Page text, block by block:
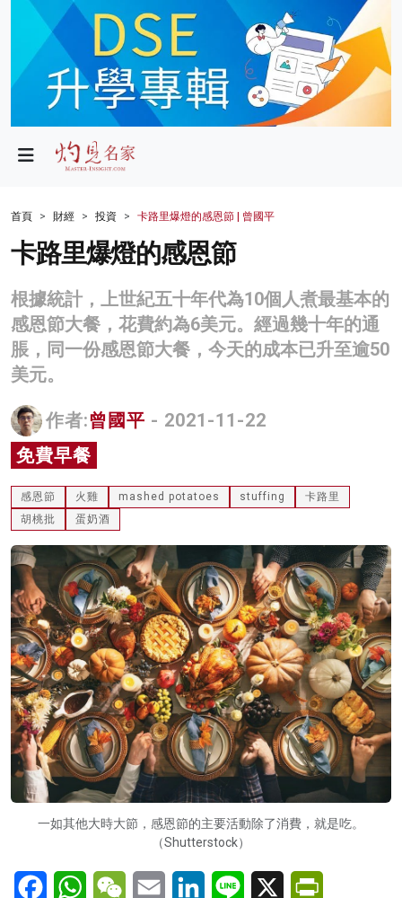
政局
財經
生活
商業
科技
名家榜
灼見活動
關於我們
首頁 財經 投資 卡路里爆燈的感恩節 | 曾國平
卡路里爆燈的感恩節
根據統計，上世紀五十年代為10個人煮最基本的
感恩節大餐，花費約為6美元。經過幾十年的通
脹，同一份感恩節大餐，今天的成本已升至逾50
美元。
作者:曾國平 - 2021-11-22
免費早餐
感恩節 火雞 mashed potatoes stuffing
卡路里
胡桃批
蛋奶酒
一如其他大時大節，感恩節的主要活動除了消費，就是吃。
（Shutterstock）
FacebookWhatsAppWeChatEmail LinkedInLine X